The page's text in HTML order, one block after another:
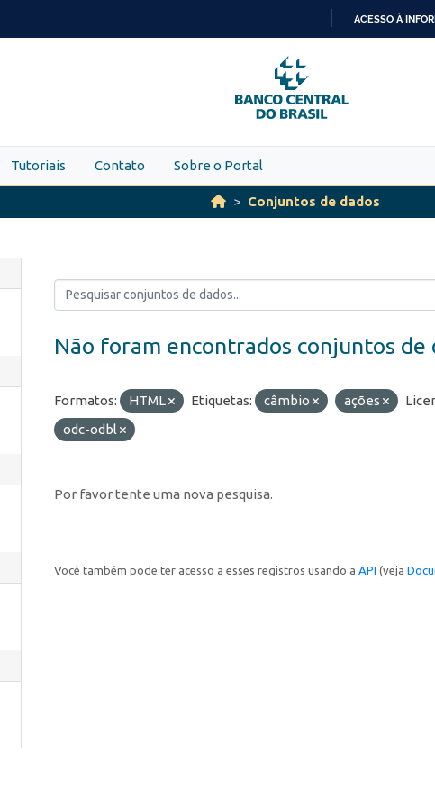
PARA
O
CONTEÚDO
ACESSO À
Tutoriais Contato Sobre o Portal
Conjuntos de dados
Não foram encontrados conjuntos de
Formatos: HTML Etiquetas: câmbio ações
odc-odbl
Por favor tente uma nova pesquisa.
Você também pode ter acesso a esses registros usando a API (veja